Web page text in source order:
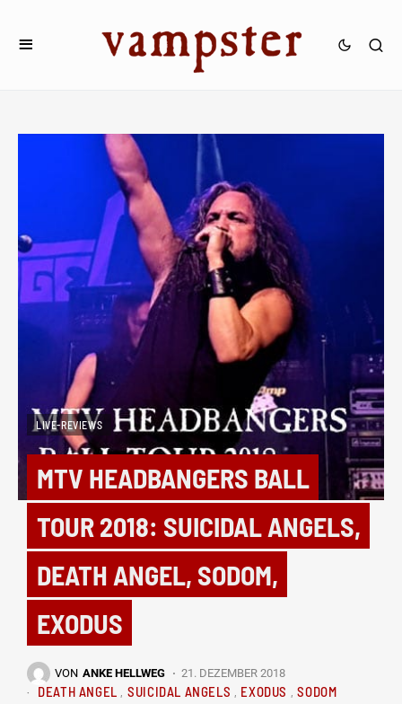
LIVE-REVIEWS
MTV HEADBANGERS BALL
TOUR 2018: SUICIDAL ANGELS,
DEATH ANGEL, SODOM,
EXODUS
VON ANKE HELLWEG 21. DEZEMBER 2018
DEATH ANGEL SUICIDAL ANGELS EXODUS SODOM